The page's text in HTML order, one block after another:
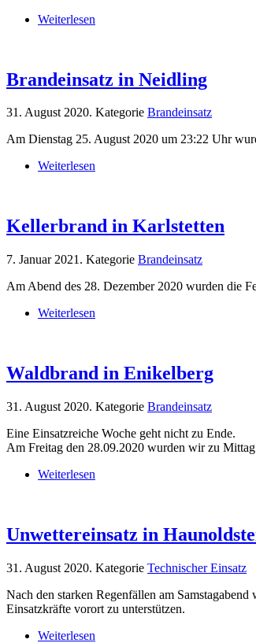
Weiterlesen
Brandeinsatz in Neidling
31. August 2020. Kategorie Brandeinsatz
Am Dienstag 25. August 2020 um 23:22 Uhr
Weiterlesen
Kellerbrand in Karlstetten
7. Januar 2021 . Kategorie Brandeinsatz
Am Abend des 28. Dezember 2020 wurden die
Weiterlesen
Waldbrand in Enikelberg
31. August 2020. Kategorie Brandeinsatz
Eine Einsatzreiche Woche geht nicht zu Ende.
Am Freitag den 28.09.2020 wurden wir zu
Weiterlesen
Unwettereinsatz in
31. August 2020. Kategorie Technischer Einsatz
Nach den starken Regenfällen am
Einsatzkräfte vorort zu unterstützen.
Weiterlesen